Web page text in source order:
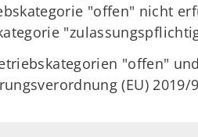
"offen" nicht
"offen"
(EU) 2019/